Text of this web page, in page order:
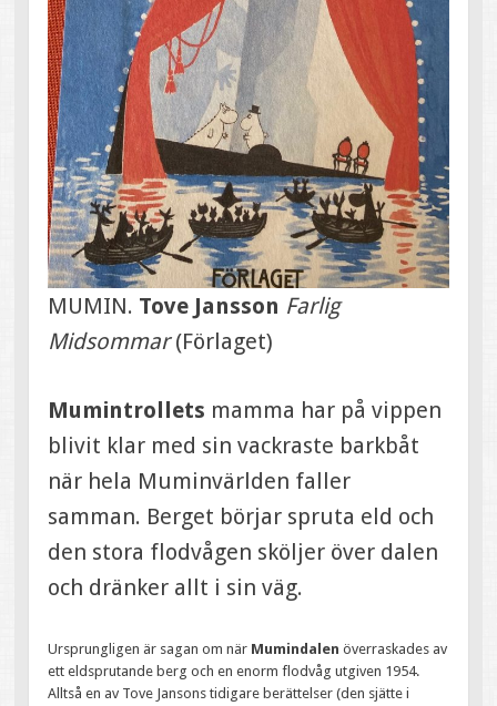
MUMIN. Tove Jansson Farlig
Midsommar(Förlaget)
Mumintrollets mamma har på vippen
blivit klar med sin vackraste barkbåt
när hela Muminvärlden faller
samman. Berget börjar spruta eld och
den stora flodvågen sköljer över dalen
och dränker allt i sin väg.
Ursprungligen är sagan om när Mumindalen överraskades av
ett eldsprutande berg och en enorm flodvåg utgiven 1954.
Alltså en av Tove Jansons tidigare berättelser (den sjätte i